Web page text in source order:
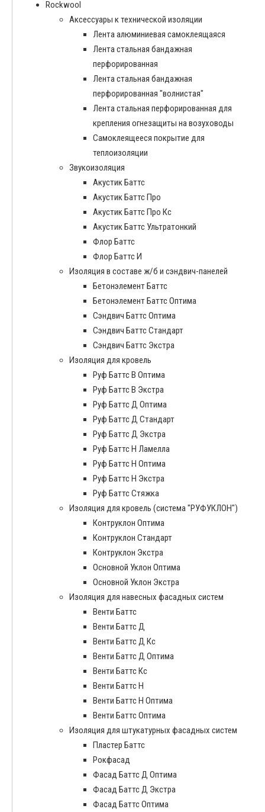
Rockwool
Аксессуары к технической изоляции
Лента алюминиевая самоклеящаяся
Лента стальная бандажная
перфорированная
Лента стальная бандажная
перфорированная "волнистая"
Лента стальная перфорированная для
крепления огнезащиты на возуховоды
Самоклеящееся покрытие для
теплоизоляции
Звукоизоляция
Акустик Баттс
Акустик Баттс Про
Акустик Баттс Про Кс
Акустик Баттс Ультратонкий
Флор Баттс
Флор Баттс И
Изоляция в составе ж/б и сэндвич-панелей
Бетонэлемент Баттс
Бетонэлемент Баттс Оптима
Сэндвич Баттс Оптима
Сэндвич Баттс Стандарт
Сэндвич Баттс Экстра
Изоляция для кровель
Руф Баттс В Оптима
Руф Баттс В Экстра
Руф Баттс Д Оптима
Руф Баттс Д Стандарт
Руф Баттс Д Экстра
Руф Баттс Н Ламелла
Руф Баттс Н Оптима
Руф Баттс Н Экстра
Руф Баттс Стяжка
Изоляция для кровель (система "РУФУКЛОН")
Контруклон Оптима
Контруклон Стандарт
Контруклон Экстра
Основной Уклон Оптима
Основной Уклон Экстра
Изоляция для навесных фасадных систем
Венти Баттс
Венти Баттс Д
Венти Баттс Д Кс
Венти Баттс Д Оптима
Венти Баттс Кс
Венти Баттс Н
Венти Баттс Н Оптима
Венти Баттс Оптима
Изоляция для штукатурных фасадных систем
Пластер Баттс
Рокфасад
Фасад Баттс Д Оптима
Фасад Баттс Д Экстра
Фасад Баттс Оптима